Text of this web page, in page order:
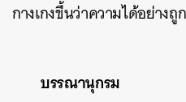
กางเกงขึ้นว่าความได้อย่างถู
บรรณานุกรม